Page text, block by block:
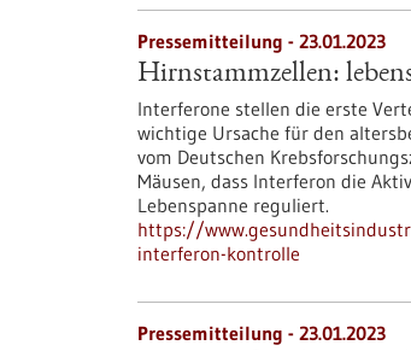
Pressemitteilung - 23.01.2023
Hirnstammzellen:
Interferone stellen die erste
wichtige Ursache für den
vom Deutschen
Mäusen, dass Interferon die
Lebenspanne reguliert.
https://
interferon-kontrolle
Pressemitteilung - 23.01.2023